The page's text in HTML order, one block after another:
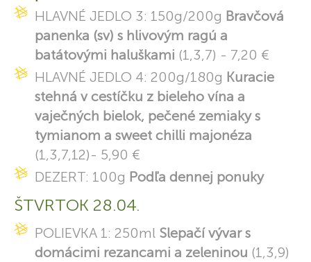
HLAVNÉ JEDLO 3: 150g/200g Bravčová
panenka (sv) s hlivovým ragú a
batátovými haluškami (1,3,7) - 7,20 €
HLAVNÉ JEDLO 4: 200g/180g Kuracie
stehná v cestíčku z bieleho vína a
vaječných bielok, pečené zemiaky s
tymianom a sweet chilli majonéza
(1,3,7,12)- 5,90 €
DEZERT: 100g Podľa dennej ponuky
ŠTVRTOK 28.04.
POLIEVKA 1: 250ml Slepačí vývar s
domácimi rezancami a zeleninou (1,3,9)